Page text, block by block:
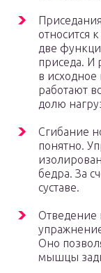
относится
две
приседа. И
в
работают
долю
Сгибание
понятно.
бедра. За
суставе.
Отведение
Оно
мышцы